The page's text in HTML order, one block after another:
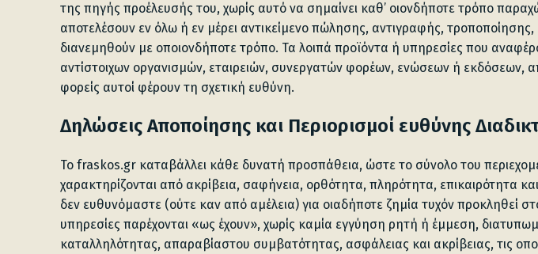
της πηγής προέλευσής του, χωρίς αυτό να σημαίνει καθ’ οιονδήποτε τρόπο
αποτελέσουν εν όλω ή εν μέρει αντικείμενο πώλησης, αντιγραφής,
διανεμηθούν με οποιονδήποτε τρόπο. Τα λοιπά προϊόντα ή υπηρεσίες που
αντίστοιχων οργανισμών, εταιρειών, συνεργατών φορέων, ενώσεων ή εκδόσεων,
φορείς αυτοί φέρουν τη σχετική ευθύνη.
Δηλώσεις Αποποίησης και Περιορισμοί ευθύνης
Το fraskos.gr καταβάλλει κάθε δυνατή προσπάθεια, ώστε το σύνολο του
χαρακτηρίζονται από ακρίβεια, σαφήνεια, ορθότητα, πληρότητα, επικαιρότητα
δεν ευθυνόμαστε (ούτε καν από αμέλεια) για οιαδήποτε ζημία τυχόν προκληθεί
υπηρεσίες παρέχονται «ως έχουν», χωρίς καμία εγγύηση ρητή ή έμμεση,
καταλληλότητας, απαραβίαστου συμβατότητας, ασφάλειας και ακρίβειας, τις